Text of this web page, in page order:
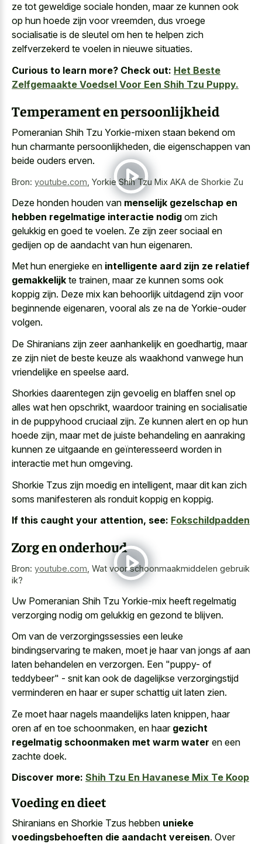
ze tot geweldige sociale honden, maar ze kunnen ook
op hun hoede zijn voor vreemden, dus vroege
socialisatie is de sleutel om hen te helpen zich
zelfverzekerd te voelen in nieuwe situaties.
Curious to learn more? Check out: Het Beste
Zelfgemaakte Voedsel Voor Een Shih Tzu Puppy.
Temperament en persoonlijkheid
Pomeranian Shih Tzu Yorkie-mixen staan bekend om
hun charmante persoonlijkheden, die eigenschappen van
beide ouders erven.
Bron: youtube.com Yorkie Shih Tzu Mix AKA de Shorkie Zu
Deze honden houden van menselijk gezelschap en
hebben regelmatige interactie nodig om zich
gelukkig en goed te voelen. Ze zijn zeer sociaal en
gedijen op de aandacht van hun eigenaren.
Met hun energieke en intelligente aard zijn ze relatief
gemakkelijk te trainen, maar ze kunnen soms ook
koppig zijn. Deze mix kan behoorlijk uitdagend zijn voor
beginnende eigenaren, vooral als ze na de Yorkie-ouder
volgen.
De Shiranians zijn zeer aanhankelijk en goedhartig, maar
ze zijn niet de beste keuze als waakhond vanwege hun
vriendelijke en speelse aard.
Shorkies daarentegen zijn gevoelig en blaffen snel op
alles wat hen opschrikt, waardoor training en socialisatie
in de puppyhood cruciaal zijn. Ze kunnen alert en op hun
hoede zijn, maar met de juiste behandeling en aanraking
kunnen ze uitgaande en geïnteresseerd worden in
interactie met hun omgeving.
Shorkie Tzus zijn moedig en intelligent, maar dit kan zich
soms manifesteren als ronduit koppig en koppig.
If this caught your attention, see: Fokschildpadden
Zorg en onderhoud
Bron: youtube.com Wat voor schoonmaakmiddelen gebruik
ik?
Uw Pomeranian Shih Tzu Yorkie-mix heeft regelmatig
verzorging nodig om gelukkig en gezond te blijven.
Om van de verzorgingssessies een leuke
bindingservaring te maken, moet je haar van jongs af aan
laten behandelen en verzorgen. Een "puppy- of
teddybeer" - snit kan ook de dagelijkse verzorgingstijd
verminderen en haar ersuper schattig uit laten zien.
Ze moet haar nagels maandelijks laten knippen, haar
oren af en toe schoonmaken, en haar gezicht
regelmatig schoonmaken met warm water en een
zachte doek.
Discover more: Shih Tzu En Havanese Mix Te Koop
Voeding en dieet
Shiranians en Shorkie Tzus hebben unieke
voedingsbehoeften die aandacht vereisen. Over